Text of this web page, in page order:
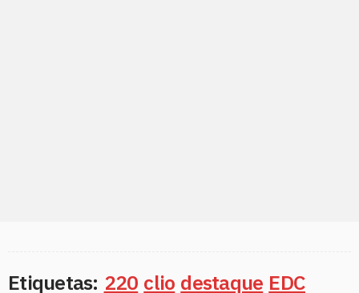
Etiquetas: 220 clio destaque EDC